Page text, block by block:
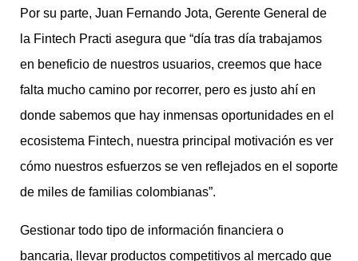
Por su parte, Juan Fernando Jota, Gerente General de
la Fintech Practi asegura que “día tras día trabajamos
en beneficio de nuestros usuarios, creemos que hace
falta mucho camino por recorrer, pero es justo ahí en
donde sabemos que hay inmensas oportunidades en el
ecosistema Fintech, nuestra principal motivación es ver
cómo nuestros esfuerzos se ven reflejados en el soporte
de miles de familias colombianas”.
Gestionar todo tipo de información financiera o
bancaria, llevar productos competitivos al mercado que